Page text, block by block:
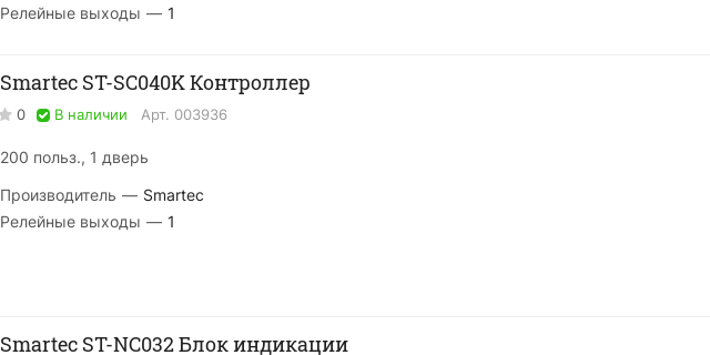
Релейные выходы — 1
Smartec ST-SC040K Контроллер
0 В наличии Арт. 003936
200 польз., 1 дверь
Производитель — Smartec
Релейные выходы — 1
Smartec ST-NC032 Блок индикации